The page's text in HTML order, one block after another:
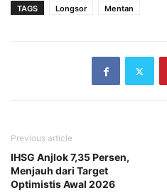
TAGS Longsor Mentan
Previous article
IHSG Anjlok 7,35 Persen,
Menjauh dari Target
Optimistis Awal 2026